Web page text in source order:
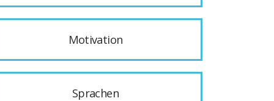
Motivation
Sprachen